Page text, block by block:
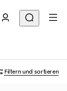
Filtern und sortieren